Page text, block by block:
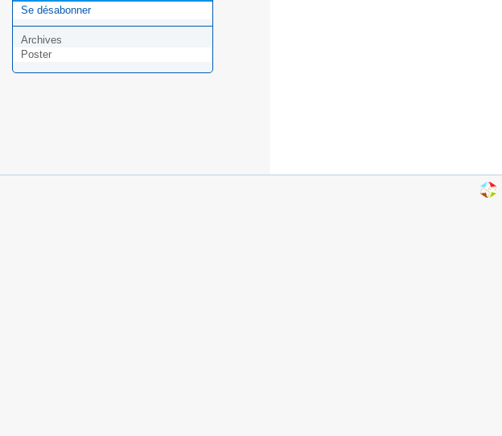
Se désabonner
Archives
Poster